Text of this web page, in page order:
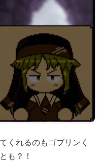
くれるのもゴブリンく
も？！